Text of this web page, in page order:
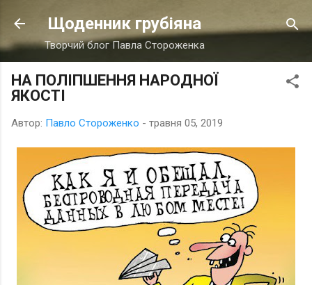
Перейти до основного вмісту
Щоденник грубіяна
Творчий блог Павла Стороженка
НА ПОЛІПШЕННЯ НАРОДНОЇ
ЯКОСТІ
Автор: Павло Стороженко - травня 05, 2019